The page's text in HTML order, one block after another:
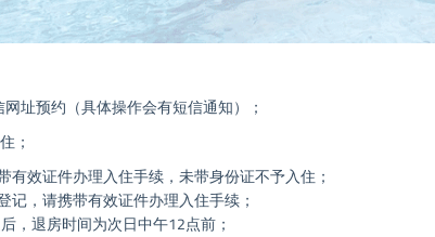
址预约（具体操作会有短信通知）；
；
有效证件办理入住手续，未带身份证不予入住；
记，请携带有效证件办理入住手续；
，退房时间为次日中午12点前；